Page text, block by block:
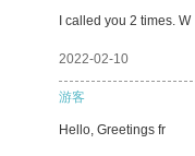
I called you 2 times. W
2022-02-10
游客
Hello, Greetings fr